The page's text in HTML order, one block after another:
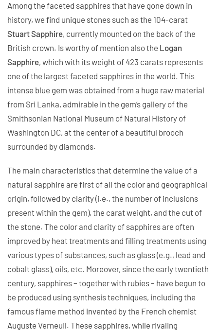
Among the faceted sapphires that have gone down in
history, we find unique stones such as the 104-carat
Stuart Sapphire, currently mounted on the back of the
British crown. Is worthy of mention also the Logan
Sapphire, which with its weight of 423 carats represents
one of the largest faceted sapphires in the world. This
intense blue gem was obtained from a huge raw material
from Sri Lanka, admirable in the gem’s gallery of the
Smithsonian National Museum of Natural History of
Washington DC, at the center of a beautiful brooch
surrounded by diamonds.
The main characteristics that determine the value of a
natural sapphire are first of all the color and geographical
origin, followed by clarity (i.e., the number of inclusions
present within the gem), the carat weight, and the cut of
the stone. The color and clarity of sapphires are often
improved by heat treatments and filling treatments using
various types of substances, such as glass (e.g., lead and
cobalt glass), oils, etc. Moreover, since the early twentieth
century, sapphires – together with rubies – have begun to
be produced using synthesis techniques, including the
famous flame method invented by the French chemist
Auguste Verneuil. These sapphires, while rivaling